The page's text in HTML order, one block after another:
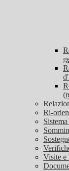
Ri-
Visite e